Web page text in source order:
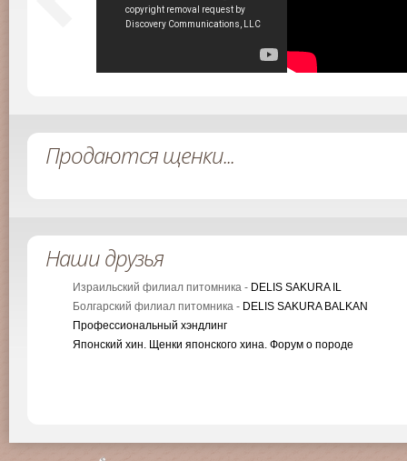
Продаются щенки...
Наши друзья
Израильский филиал питомника - DELIS SAKURA IL
Болгарский филиал питомника - DELIS SAKURA BALKAN
Профессиональный хэндлинг
Японский хин. Щенки японского хина. Форум о породе